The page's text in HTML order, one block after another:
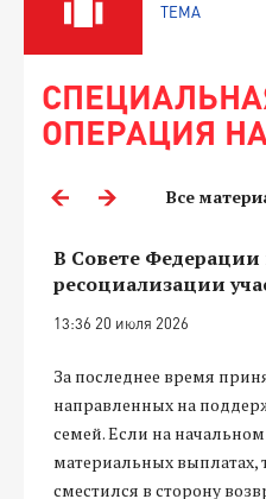
ТЕМА
ОПЕРАЦИЯ
Все
В Совете
ресоциализации
13:36 20 июля 2026
За последнее время
направленных на
семей. Если на
материальных выплатах,
сместился в сторону